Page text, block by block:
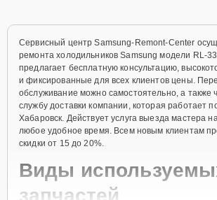
Сервисный центр Samsung-Remont-Center
ремонта холодильников Samsung модели RL-
предлагает бесплатную консультацию,
и фиксированные для всех клиентов цены.
обслуживание можно самостоятельно, а также
службу доставки компании, которая работает
Хабаровск. Действует услуга выезда мастера
любое удобное время. Всем новым клиентам
скидки от 15 до 20%.
Виды
запчастей